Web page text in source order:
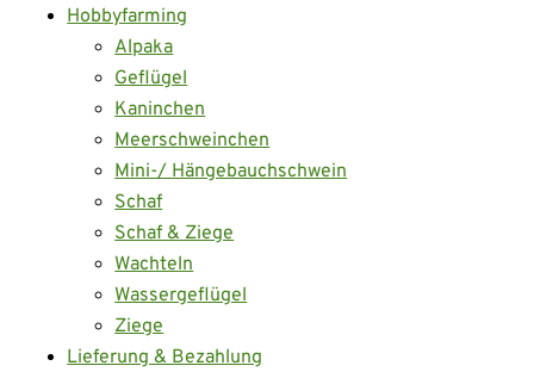
Hobbyfarming
Alpaka
Geflügel
Kaninchen
Meerschweinchen
Mini-/ Hängebauchschwein
Schaf
Schaf & Ziege
Wachteln
Wassergeflügel
Ziege
Lieferung & Bezahlung